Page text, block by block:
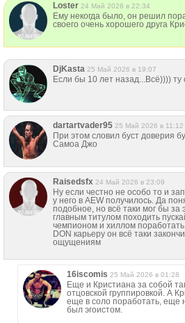
Loster 24 Май 2026 в 22:34
Ему некогда было, он решил
своего очень хорошего друга
DjKasta 25 Май 2026 в 19:07
Если бы 10 лет назад...Всё)))) ту
dartartvader95 25 Май 2026 в 11:12
При этом словил буст доверия
Самоа Джо
Raisedsfx 24 Май 2026 в 23:09
Ну если честно не особо то и
у него в AEW получилось. Да
подобное, но всё таки мог бы за
главным титулом походить
чемпионом и хиллом
DON карьеру он всё таки
ощущениям
16iscomis 25 Май 2026 в 01:28
Еще и Кристиана за собой
отцовской группировкой. А
еще в соло поработать, еще
был эгоистом.